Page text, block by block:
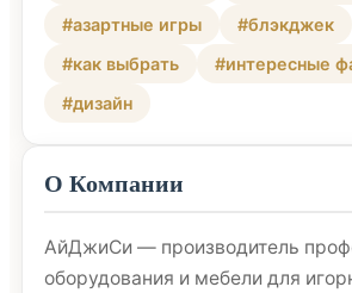
#азартные игры
#блэкджек
#как выбрать
#интересные
#дизайн
О Компании
АйДжиСи — производитель
оборудования и мебели для